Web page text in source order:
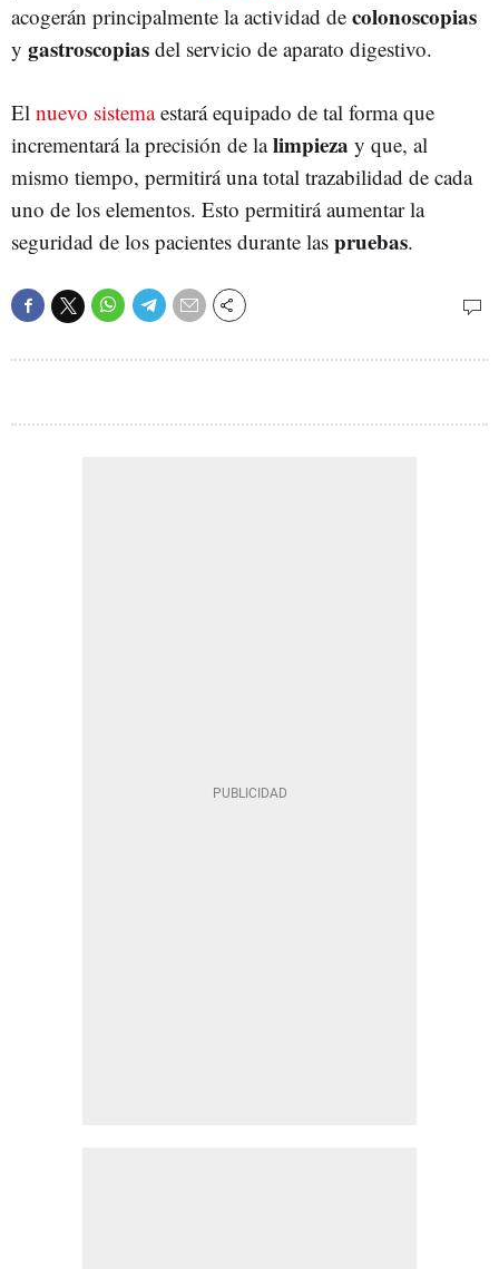
acogerán principalmente la actividad de colonoscopias
y gastroscopias del servicio de aparato digestivo.
El nuevo sistemaestará equipado de tal forma que
incrementará la precisión de lalimpieza y que, al
mismo tiempo, permitirá una total trazabilidad de cada
uno de los elementos. Esto permitirá aumentar la
seguridad de los pacientes durante las pruebas.